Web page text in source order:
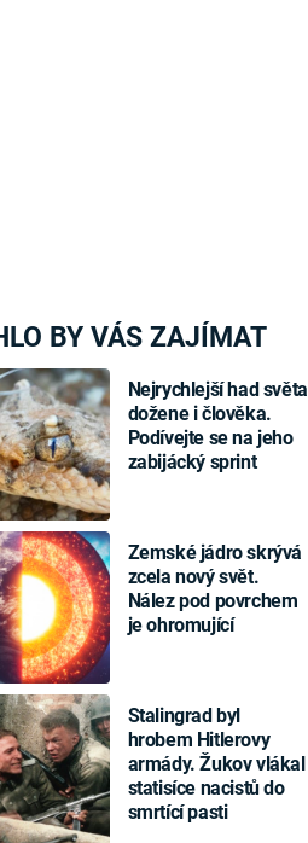
BY VÁS ZAJÍMAT
Nejrychlejší had světa
dožene i člověka.
Podívejte se na jeho
zabijácký sprint
Zemské jádro skrývá
zcela nový svět.
Nález pod povrchem
je ohromující
Stalingrad byl
hrobem Hitlerovy
armády. Žukov vlákal
statisíce nacistů do
smrtící pasti